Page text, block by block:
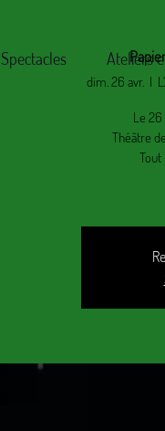
Spectacles Ateliers
dim. 26 avr.
  |
Le
Théâtre
Tout